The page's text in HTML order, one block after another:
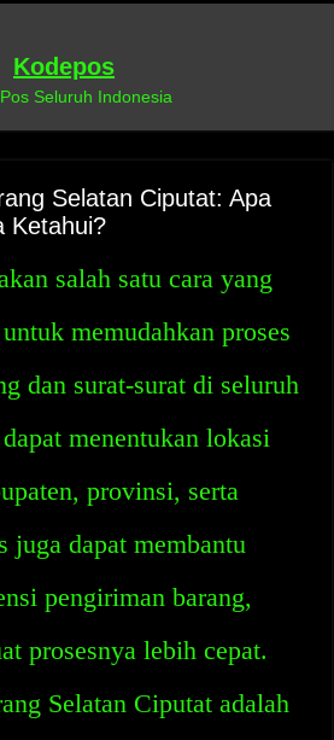
Kodepos
Seluruh Indonesia
Selatan Ciputat: Apa
Ketahui?
salah satu cara yang
memudahkan proses
dan surat-surat di seluruh
menentukan lokasi
provinsi, serta
juga dapat membantu
pengiriman barang,
prosesnya lebih cepat.
Selatan Ciputat adalah